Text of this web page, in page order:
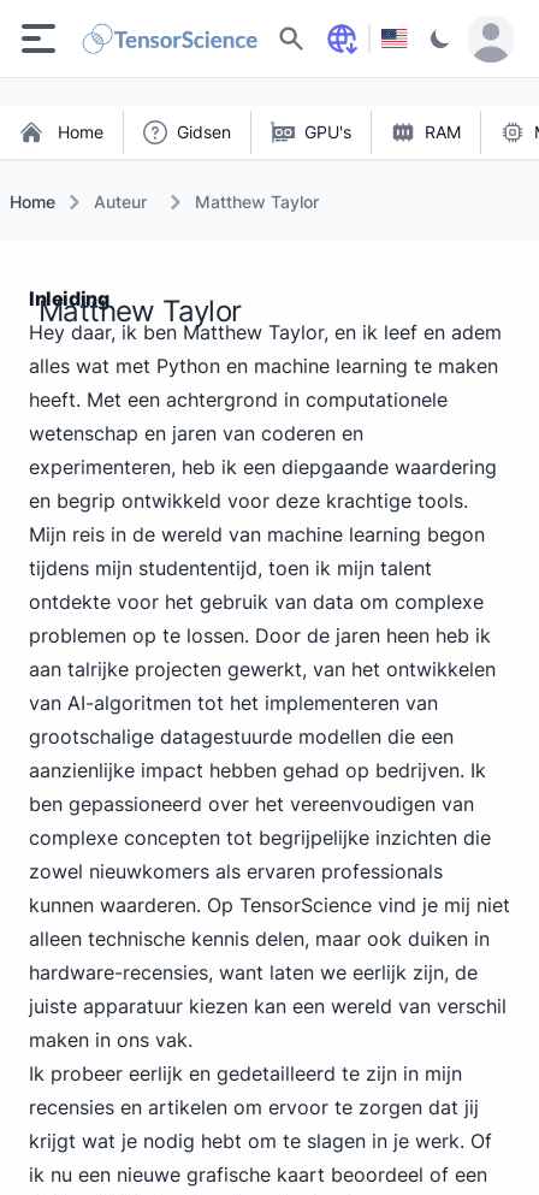
Zoeken
Home Gidsen GPU's RAM
Home Auteur Matthew Taylor
Inleiding
Matthew Taylor
Hey daar, ik ben Matthew Taylor, en ik leef en adem
alles wat met Python en machine learning te maken
heeft. Met een achtergrond in computationele
wetenschap en jaren van coderen en
experimenteren, heb ik een diepgaande waardering
en begrip ontwikkeld voor deze krachtige tools.
Mijn reis in de wereld van machine learning begon
tijdens mijn studententijd, toen ik mijn talent
ontdekte voor het gebruik van data om complexe
problemen op te lossen. Door de jaren heen heb ik
aan talrijke projecten gewerkt, van het ontwikkelen
van AI-algoritmen tot het implementeren van
grootschalige datagestuurde modellen die een
aanzienlijke impact hebben gehad op bedrijven. Ik
ben gepassioneerd over het vereenvoudigen van
complexe concepten tot begrijpelijke inzichten die
zowel nieuwkomers als ervaren professionals
kunnen waarderen. Op TensorScience vind je mij niet
alleen technische kennis delen, maar ook duiken in
hardware-recensies, want laten we eerlijk zijn, de
juiste apparatuur kiezen kan een wereld van verschil
maken in ons vak.
Ik probeer eerlijk en gedetailleerd te zijn in mijn
recensies en artikelen om ervoor te zorgen dat jij
krijgt wat je nodig hebt om te slagen in je werk. Of
ik nu een nieuwe grafische kaart beoordeel of een